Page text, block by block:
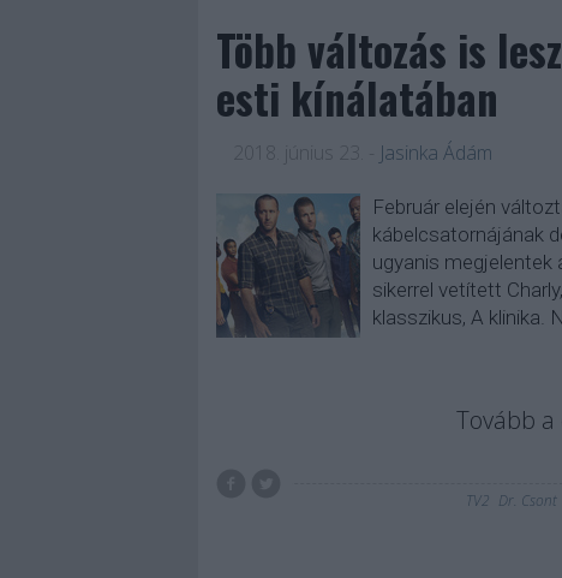
Több változás is
esti kínálatában
2018. június 23. Jasinka Ádám
Február elején
kábelcsatornájának
ugyanis megjelentek
sikerrel vetített
klasszikus, A klinika.
Tovább
TV2 Dr. Csont